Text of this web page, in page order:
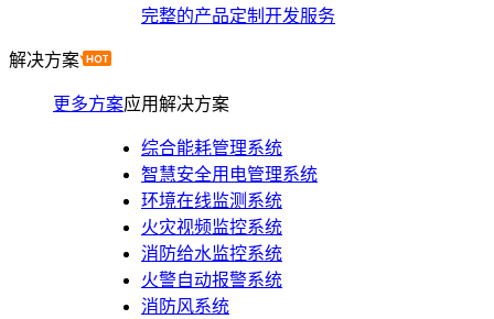
完整的产品定制开发服务
解决方案
更多方案应用解决方案
综合能耗管理系统
智慧安全用电管理系统
环境在线监测系统
火灾视频监控系统
消防给水监控系统
火警自动报警系统
消防风系统